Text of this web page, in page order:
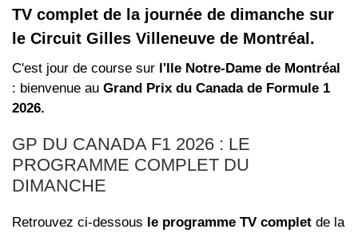
TV complet de la journée de dimanche sur
le Circuit Gilles Villeneuve de Montréal.
C'est jour de course sur l'Ile Notre-Dame de Montréal
: bienvenue au Grand Prix du Canada de Formule 1
2026.
GP DU CANADA F1 2026 : LE
PROGRAMME COMPLET DU
DIMANCHE
Retrouvez ci-dessous le programme TV complet de la